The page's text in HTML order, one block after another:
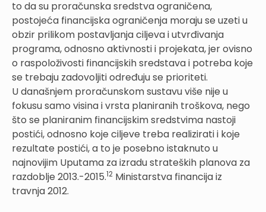
to da su proračunska sredstva ograničena,
postojeća financijska ograničenja moraju se uzeti u
obzir prilikom postavljanja ciljeva i utvrđivanja
programa, odnosno aktivnosti i projekata, jer ovisno
o raspoloživosti financijskih sredstava i potreba koje
se trebaju zadovoljiti određuju se prioriteti.
U današnjem proračunskom sustavu više nije u
fokusu samo visina i vrsta planiranih troškova, nego
što se planiranim financijskim sredstvima nastoji
postići, odnosno koje ciljeve treba realizirati i koje
rezultate postići, a to je posebno istaknuto u
najnovijim Uputama za izradu strateških planova za
razdoblje 2013.-2015.12 Ministarstva financija iz
travnja 2012.